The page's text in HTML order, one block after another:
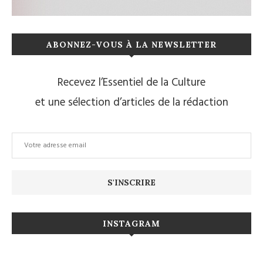
ABONNEZ-VOUS À LA NEWSLETTER
Recevez l’Essentiel de la Culture
et une sélection d’articles de la rédaction
INSTAGRAM